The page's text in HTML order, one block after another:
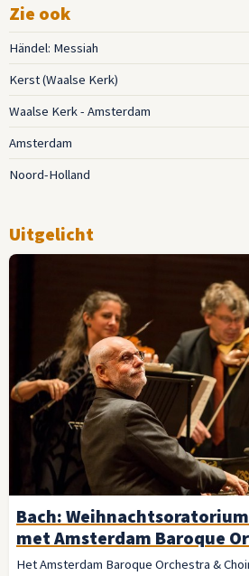
Zie ook
Händel: Messiah
Kerst (Waalse Kerk)
Waalse Kerk - Amsterdam
Amsterdam
Noord-Holland
Uitgelicht
Bach:
met Amsterdam Baroque
Het Amsterdam Baroque Orchestra &